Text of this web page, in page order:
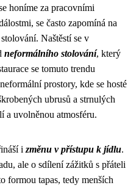
honíme za pracovními
se často zapomíná na
Naštěstí se v
neformálního stolování, který
se tomuto trendu
prostory, kde se hosté
ubrusů a strnulých
a uvolněnou atmosféru.
i změnu v přístupu k jídlu.
ale o sdílení zážitků s přáteli
formou tapas, tedy menších